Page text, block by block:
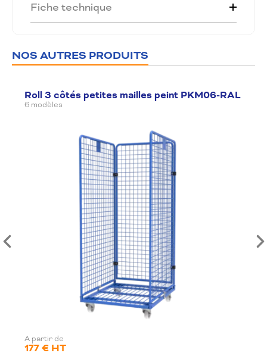
Fiche technique
NOS AUTRES PRODUITS
Roll 3 côtés petites mailles peint PKM06-RAL
6 modèles
A partir de
177 € HT